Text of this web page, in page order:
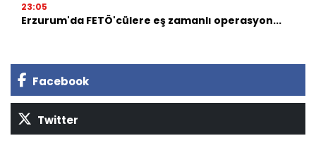
23:05
Erzurum'da FETÖ'cülere eş zamanlı operasyon...
Facebook
Twitter